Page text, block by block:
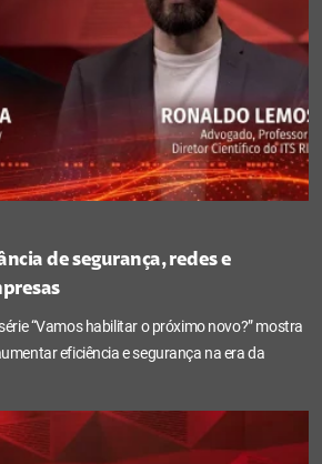
de segurança, redes e
“Vamos habilitar o próximo novo?” mostra
eficiência e segurança na era da